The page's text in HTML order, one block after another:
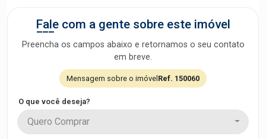
Fale com a gente sobre este imóvel
Preencha os campos abaixo e retornamos o seu contato
em breve.
Mensagem sobre o imóvelRef. 150060
O que você deseja?
Quero Comprar